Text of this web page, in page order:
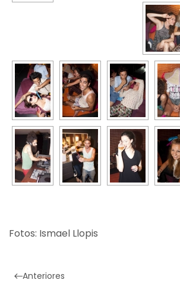
Fotos: Ismael Llopis
Anteriores